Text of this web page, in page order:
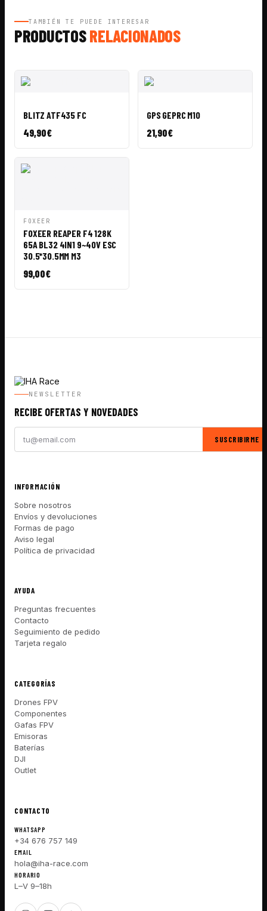
TAMBIÉN TE PUEDE INTERESAR
PRODUCTOSRELACIONADOS
BLITZ ATF435 FC
49,90€
GPS GEPRC M10
21,90€
VISTA
FOXEER
FOXEER REAPER F4 128K
65A BL32 4IN1 9~40V ESC
30.5*30.5MM M3
99,00€
NEWSLETTER
RECIBE OFERTAS Y NOVEDADES
SUSCRIBIRME
INFORMACIÓN
Sobre nosotros
Envíos y devoluciones
Formas de pago
Aviso legal
Política de privacidad
AYUDA
Preguntas frecuentes
Contacto
Seguimiento de pedido
Tarjeta regalo
CATEGORÍAS
Drones FPV
Componentes
Gafas FPV
Emisoras
Baterías
DJI
Outlet
CONTACTO
WHATSAPP
+34 676 757 149
EMAIL
hola@iha-race.com
HORARIO
L–V 9–18h